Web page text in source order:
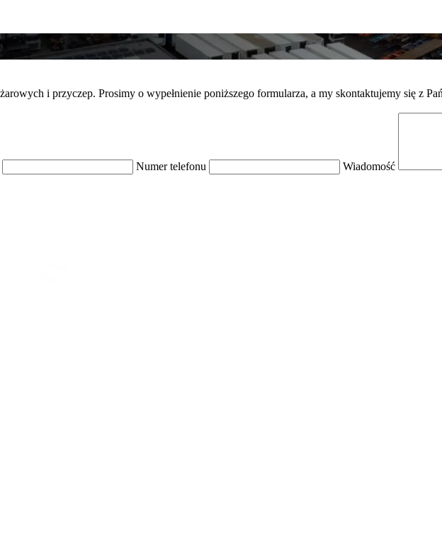
i przyczep. Prosimy o wypełnienie poniższego formularza, a my skontaktujemy się z
Numer telefonu Wiadomość